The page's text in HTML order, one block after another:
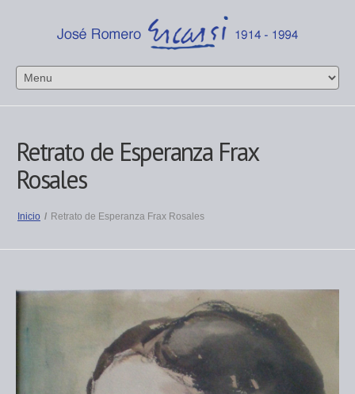
Retrato de Esperanza Frax
Rosales
Inicio / Retrato de Esperanza Frax Rosales